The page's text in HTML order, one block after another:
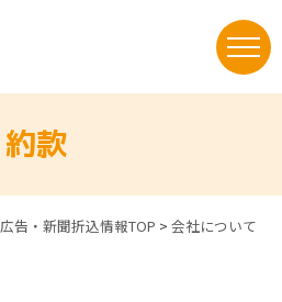
約款
告・新聞折込情報TOP >会社について